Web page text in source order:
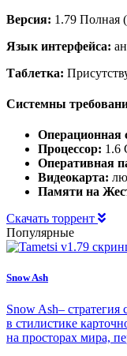
Версия: 1.79 Полная
Язык интерфейса:
Таблетка:
Системны
Операционная
Процессор: 1.6
Оперативная
Видеокарта:
Памяти на
Скачать торрент
Популярные
Snow Ash
Snow Ash–
в стилистике
на просторах мира,